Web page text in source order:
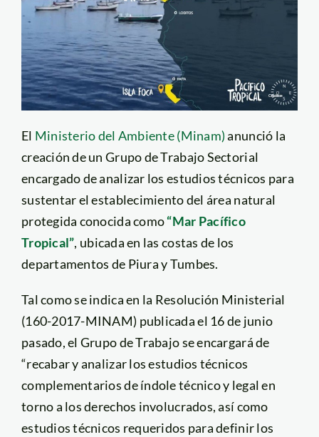
El Ministerio del Ambiente (Minam)anunció la
creación de un Grupo de Trabajo Sectorial
encargado de analizar los estudios técnicos para
sustentar el establecimiento del área natural
protegida conocida como“Mar Pacífico
Tropical”, ubicada en las costas de los
departamentos de Piura y Tumbes.
Tal como se indica en la Resolución Ministerial
(160-2017-MINAM) publicada el 16 de junio
pasado, el Grupo de Trabajo se encargará de
“recabar y analizar los estudios técnicos
complementarios de índole técnico y legal en
torno a los derechos involucrados, así como
estudios técnicos requeridos para definir los